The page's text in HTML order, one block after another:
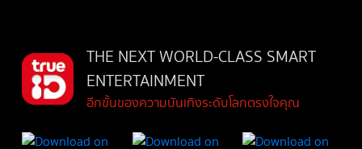
THE NEXT WORLD-CLASS SMART
ENTERTAINMENT
อีกขั้นของความบันเทิงระดับโลกตรงใจคุณ